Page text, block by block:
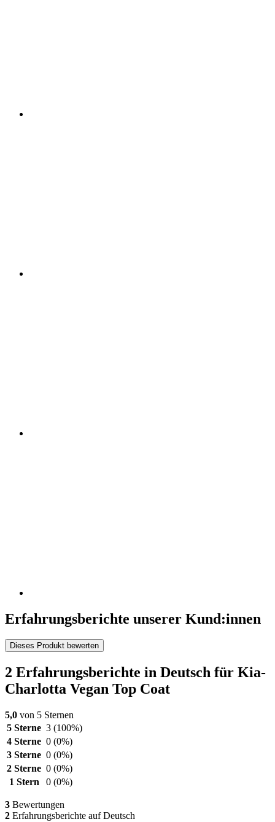
Erfahrungsberichte unserer Kund:innen
Dieses Produkt bewerten
2 Erfahrungsberichte in Deutsch für Kia-
Charlotta Vegan Top Coat
5,0 von 5 Sternen
5 Sterne 3 (100%)
4 Sterne 0 (0%)
3 Sterne 0 (0%)
2 Sterne 0 (0%)
1 Stern
0 (0%)
3 Bewertungen
2 Erfahrungsberichte auf Deutsch